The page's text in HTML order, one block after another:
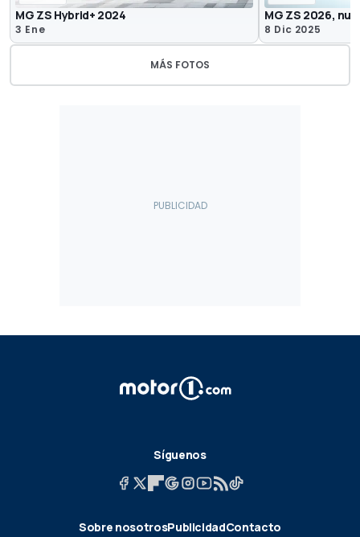
MG ZS Hybrid+ 2024
3 Ene
MG ZS 2026,
8 Dic 2025
MÁS FOTOS
Síguenos
Sobre nosotrosPublicidadContacto